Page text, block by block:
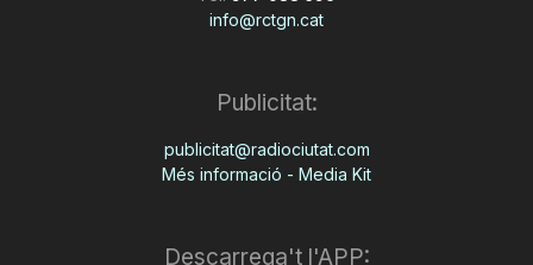
info@rctgn.cat
Publicitat:
publicitat@radiociutat.com
Més informació - Media Kit
Descarrega't l'APP: